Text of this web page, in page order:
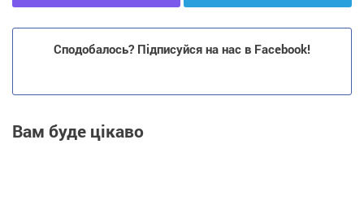
Сподобалось? Підписуйся на нас в Facebook!
Вам буде цікаво